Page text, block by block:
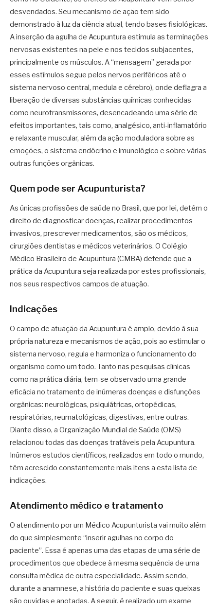
desvendados. Seu mecanismo de ação tem sido
demonstrado à luz da ciência atual, tendo bases fisiológicas.
A inserção da agulha de Acupuntura estimula as terminações
nervosas existentes na pele e nos tecidos subjacentes,
principalmente os músculos. A “mensagem” gerada por
esses estímulos segue pelos nervos periféricos até o
sistema nervoso central, medula e cérebro), onde deflagra a
liberação de diversas substâncias químicas conhecidas
como neurotransmissores, desencadeando uma série de
efeitos importantes, tais como, analgésico, anti-inflamatório
e relaxante muscular, além da ação moduladora sobre as
emoções, o sistema endócrino e imunológico e sobre várias
outras funções orgânicas.
Quem pode ser Acupunturista?
As únicas profissões de saúde no Brasil, que por lei, detém o
direito de diagnosticar doenças, realizar procedimentos
invasivos, prescrever medicamentos, são os médicos,
cirurgiões dentistas e médicos veterinários. O Colégio
Médico Brasileiro de Acupuntura (CMBA) defende que a
prática da Acupuntura seja realizada por estes profissionais,
nos seus respectivos campos de atuação.
Indicações
O campo de atuação da Acupuntura é amplo, devido à sua
própria natureza e mecanismos de ação, pois ao estimular o
sistema nervoso, regula e harmoniza o funcionamento do
organismo como um todo. Tanto nas pesquisas clínicas
como na prática diária, tem-se observado uma grande
eficácia no tratamento de inúmeras doenças e disfunções
orgânicas: neurológicas, psiquiátricas, ortopédicas,
respiratórias, reumatológicas, digestivas, entre outras.
Diante disso, a Organização Mundial de Saúde (OMS)
relacionou todas das doenças tratáveis pela Acupuntura.
Inúmeros estudos científicos, realizados em todo o mundo,
têm acrescido constantemente mais itens a esta lista de
indicações.
Atendimento médico e tratamento
O atendimento por um Médico Acupunturista vai muito além
do que simplesmente “inserir agulhas no corpo do
paciente”. Essa é apenas uma das etapas de uma série de
procedimentos que obedece à mesma sequência de uma
consulta médica de outra especialidade. Assim sendo,
durante a anamnese, a história do paciente e suas queixas
são ouvidas e anotadas. A seguir, é realizado um exame